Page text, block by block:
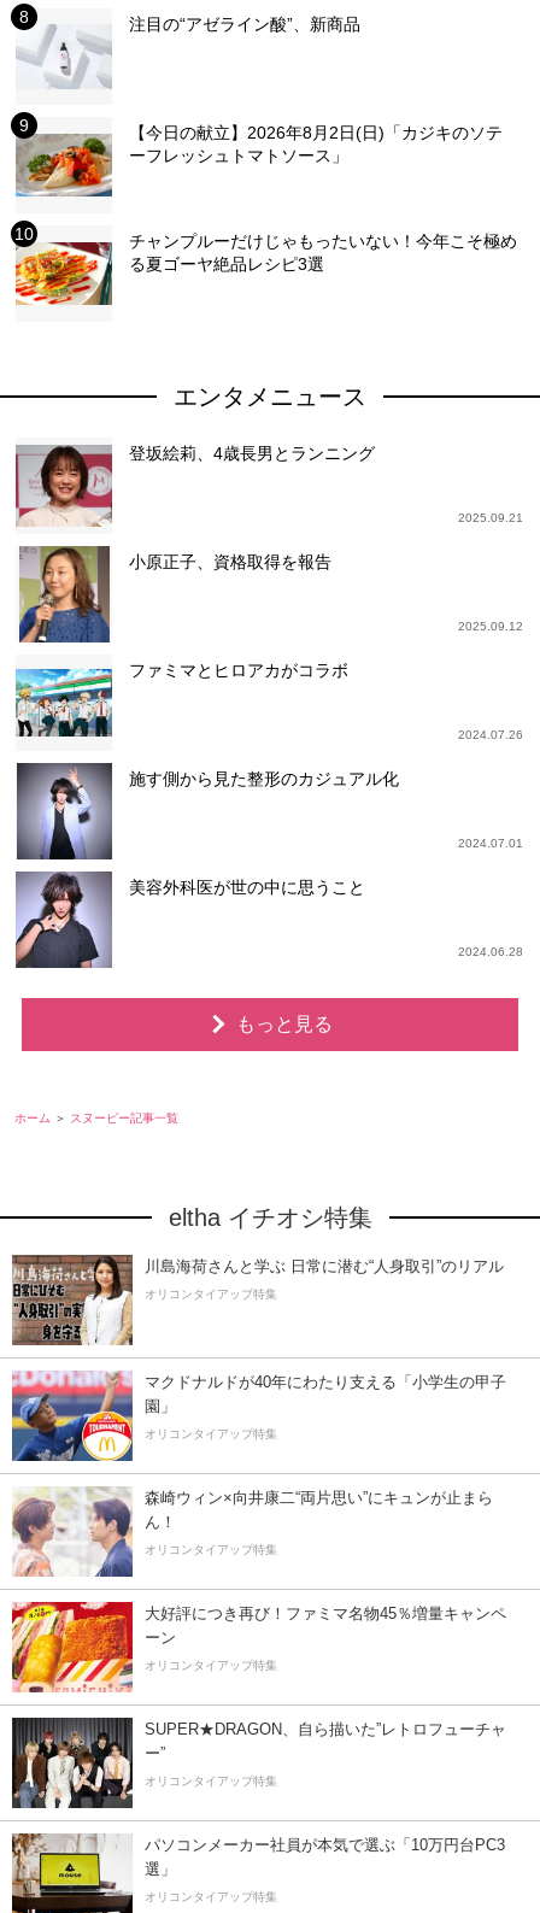
注目の“アゼライン酸”、新商品
【今日の献立】2026年8月2日(日)「カジキのソテ
ーフレッシュトマトソース」
チャンプルーだけじゃもったいない！今年こそ極め
る夏ゴーヤ絶品レシピ3選
エンタメニュース
登坂絵莉、4歳長男とランニング
2025.09.21
小原正子、資格取得を報告
2025.09.12
ファミマとヒロアカがコラボ
2024.07.26
施す側から見た整形のカジュアル化
2024.07.01
美容外科医が世の中に思うこと
2024.06.28
もっと見る
ホーム スヌーピー記事一覧
eltha イチオシ特集
川島海荷さんと学ぶ 日常に潜む“人身取引”のリアル
オリコンタイアップ特集
マクドナルドが40年にわたり支える「小学生の甲子
園」
オリコンタイアップ特集
森崎ウィン×向井康二“両片思い”にキュンが止まら
ん！
オリコンタイアップ特集
大好評につき再び！ファミマ名物45％増量キャンペ
ーン
オリコンタイアップ特集
SUPER★DRAGON、自ら描いた”レトロフューチャ
ー”
オリコンタイアップ特集
パソコンメーカー社員が本気で選ぶ「10万円台PC3
選」
オリコンタイアップ特集